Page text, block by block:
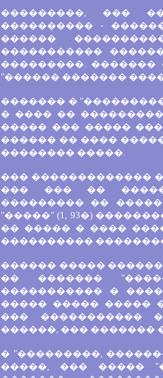
���������, ���
���������� -
������
�����������
���������. �������
"������ �������
������� �
� ���� ��
����� ��� �����
������ �� ����
�������� �����.
��� �������������
��� ��� ��
��������� ��
"�����" (1, 93�)
�� ����� � ����
����������
������ �����
�� �������
����������� �
����� ����� �����
��� �����������
������, ��� �������
� "���������,
�����, ��� �����